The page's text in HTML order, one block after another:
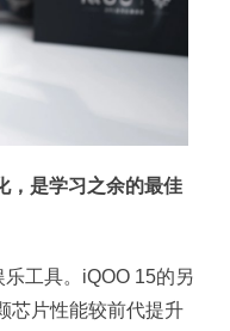
，是学习之余的最佳
工具。iQOO 15的另
芯片性能较前代提升